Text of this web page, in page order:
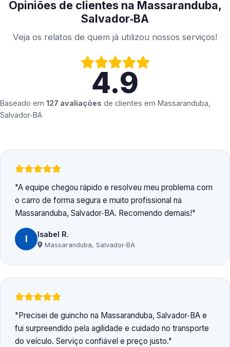
Opiniões de clientes na Massaranduba,
Salvador‑BA
Veja os relatos de quem já utilizou nossos serviços!
4.9
Baseado em 127 avaliações de clientes em Massaranduba,
Salvador‑BA
A equipe chegou rápido e resolveu meu problema com
o carro de forma segura e muito profissional na
Massaranduba, Salvador‑BA. Recomendo demais!
I Isabel R.
Massaranduba, Salvador‑BA
Precisei de guincho na Massaranduba, Salvador‑BA e
fui surpreendido pela agilidade e cuidado no transporte
do veículo. Serviço confiável e preço justo.